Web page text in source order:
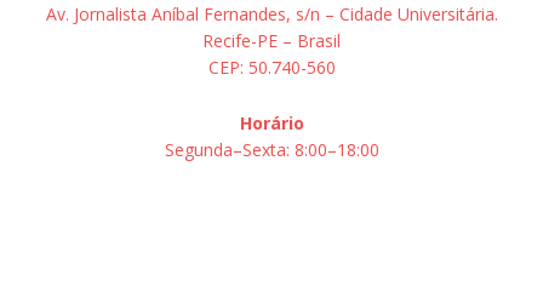
Av. Jornalista Aníbal Fernandes, s/n – Cidade Universitária.
Recife-PE – Brasil
CEP: 50.740-560
Horário
Segunda–Sexta: 8:00–18:00